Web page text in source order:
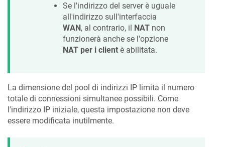
Se l'indirizzo del server è uguale
all'indirizzo sull'interfaccia
WAN , al contrario, il NAT non
funzionerà anche se l'opzione
NAT per i client è abilitata.
La dimensione del pool di indirizzi IP limita il numero
totale di connessioni simultanee possibili. Come
l'indirizzo IP iniziale, questa impostazione non deve
essere modificata inutilmente.